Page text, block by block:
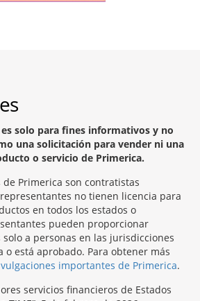
solo para fines informativos y no
una solicitación para vender ni una
o servicio de Primerica.
Primerica son contratistas
no tienen licencia para
en todos los estados o
pueden proporcionar
a personas en las jurisdicciones
está aprobado. Para obtener más
importantes de Primerica.
servicios financieros de Estados